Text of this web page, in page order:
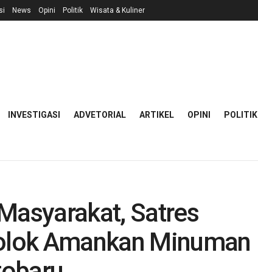
News Opini Politik Wisata & Kuliner
INVESTIGASI ADVETORIAL ARTIKEL OPINI POLITIK
Satres
Amankan Minuman